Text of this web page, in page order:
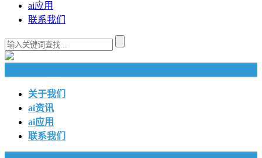
ai应用
联系我们
关于我们
ai资讯
ai应用
联系我们